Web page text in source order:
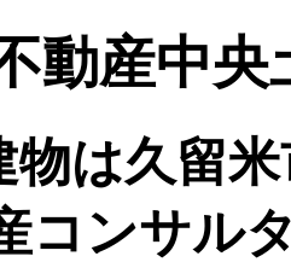
動産中
物は久留
コンサル